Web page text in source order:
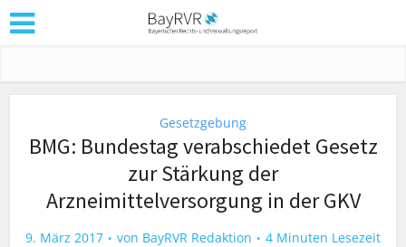
Gesetzgebung
BMG: Bundestag verabschiedet Gesetz
zur Stärkung der
Arzneimittelversorgung in der GKV
9. März 2017 von BayRVR Redaktion 4 Minuten Lesezeit